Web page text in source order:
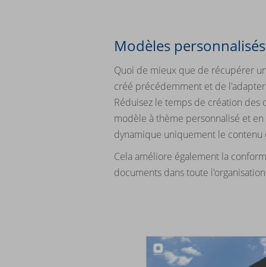
Modèles personnalisés
Quoi de mieux que de récupérer
créé précédemment et de
Réduisez le temps de création des
modèle à thème personnalisé et
dynamique uniquement le contenu
Cela améliore également la
documents dans toute